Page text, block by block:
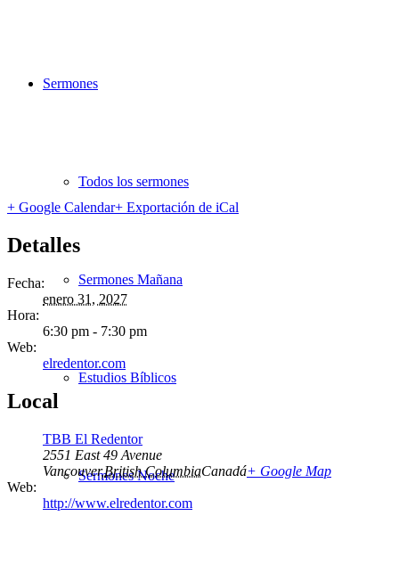
Sermones
Todos los sermones
Sermones Mañana
Estudios Bíblicos
Sermones Noche
+ Google Calendar+ Exportación de iCal
Detalles
Fecha:
enero 31, 2027
Hora:
6:30 pm - 7:30 pm
Web:
elredentor.com
Local
TBB El Redentor
2551 East 49 Avenue
Vancouver,British ColumbiaCanadá+ Google Map
Web:
http://www.elredentor.com